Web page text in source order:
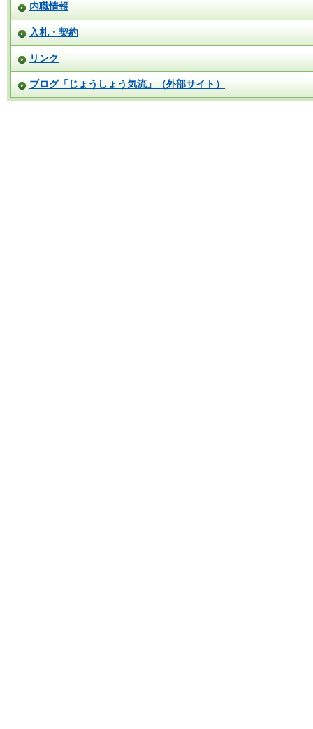
内職情報
入札・契約
リンク
ブログ「じょうしょう気流」（外部サイト）